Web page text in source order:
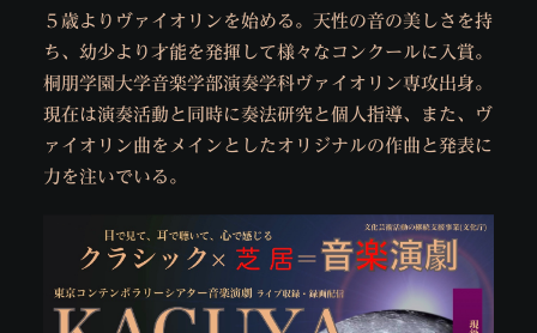
５歳よりヴァイオリンを始める。天性の音の美しさを持
ち、幼少より才能を発揮して様々なコンクールに入賞。
桐朋学園大学音楽学部演奏学科ヴァイオリン専攻出身。
現在は演奏活動と同時に奏法研究と個人指導、また、ヴ
ァイオリン曲をメインとしたオリジナルの作曲と発表に
力を注いでいる。